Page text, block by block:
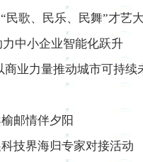
民歌、民乐、民舞”才艺
中小企业智能化跃升
商业力量推动城市可持续
邮情伴夕阳
技界海归专家对接活动